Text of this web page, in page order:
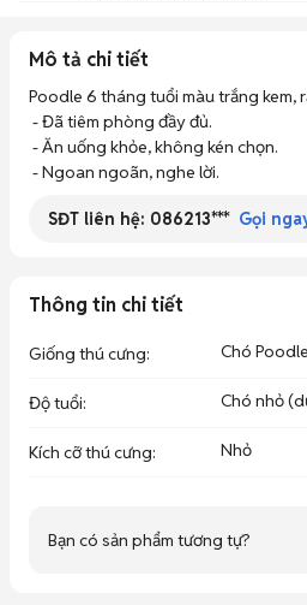
Mô tả chi tiết
Poodle 6 tháng tuổi màu trắng kem,
- Ngoan ngoãn, nghe lời.
SĐT liên hệ: 086213*** Gọi
Thông tin chi tiết
Giống thú cưng: Chó Poodle
Độ tuổi: Chó nhỏ
Kích cỡ thú cưng: Nhỏ
Bạn có sản phẩm tương tự?